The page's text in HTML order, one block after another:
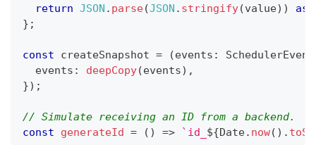
return JSON . parse(JSON . stringify(value) ) as
} ;
const createSnapshot = (events : SchedulerEvent
  events
: deepCopy(events) ,
}) ;
// Simulate receiving an ID from a backend.
const
generateId = ( ) => ` id_ ${Date. now( ) .